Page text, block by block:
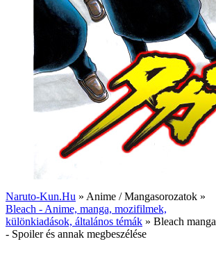
Naruto-Kun.Hu » Anime / Mangasorozatok »
Bleach - Anime, manga, mozifilmek,
különkiadások, általános témák » Bleach manga
- Spoiler és annak megbeszélése